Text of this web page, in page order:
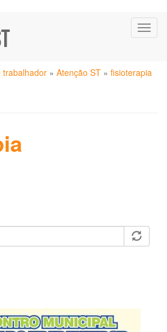
trabalhador » Atenção ST » fisioterapia